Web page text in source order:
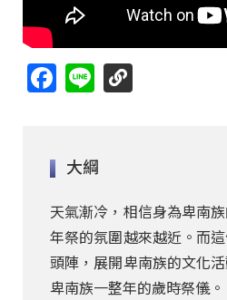
Facebook
Line
大綱
天氣漸冷，相信身為卑南
年祭的氛圍越來越近。而
頭陣，展開卑南族的文化
卑南族一整年的歲時祭儀。